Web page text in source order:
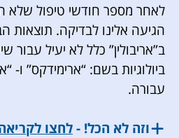
לאחר מספר חודשי טיפול שלא
הגיעה אלינו לבדיקה. תוצאות
ב”אריבולין” כלל לא יעיל עבור
ביולוגיות בשם: “ארימידקס” ו-
עבורה.
וזה לא הכל! -לחצו לקריאה